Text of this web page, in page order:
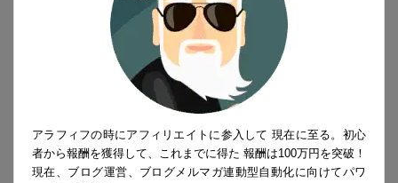
アラフィフの時にアフィリエイトに参入して 現在に至る。初心
者から報酬を獲得して、これまでに得た 報酬は100万円を突破！
現在、ブログ運営、ブログメルマガ連動型自動化に向けてパワ